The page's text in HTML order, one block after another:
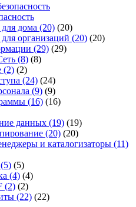
дома (20) (20)
организаций (20) (20)
(29) (29)
(8) (8)
(2) (2)
(24) (24)
(9) (9)
(16) (16)
данных (19) (19)
(20) (20)
и каталогизаторы (11)
(5) (5)
(4) (4)
(2) (2)
(22) (22)